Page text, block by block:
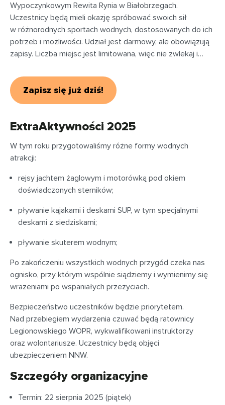
Wypoczynkowym Rewita Rynia w Białobrzegach.
Uczestnicy będą mieli okazję spróbować swoich sił
w różnorodnych sportach wodnych, dostosowanych do ich
potrzeb i możliwości. Udział jest darmowy, ale obowiązują
zapisy. Liczba miejsc jest limitowana, więc nie zwlekaj i…
Zapisz się już dziś!
ExtraAktywności 2025
W tym roku przygotowaliśmy różne formy wodnych
atrakcji:
rejsy jachtem żaglowym i motorówką pod okiem
doświadczonych sterników;
pływanie kajakami i deskami SUP, w tym specjalnymi
deskami z siedziskami;
pływanie skuterem wodnym;
Po zakończeniu wszystkich wodnych przygód czeka nas
ognisko, przy którym wspólnie siądziemy i wymienimy się
wrażeniami po wspaniałych przeżyciach.
Bezpieczeństwo uczestników będzie priorytetem.
Nad przebiegiem wydarzenia czuwać będą ratownicy
Legionowskiego WOPR, wykwalifikowani instruktorzy
oraz wolontariusze. Uczestnicy będą objęci
ubezpieczeniem NNW.
Szczegóły organizacyjne
Termin: 22 sierpnia 2025 (piątek)